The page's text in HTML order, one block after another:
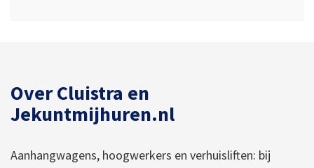
Over Cluistra en
Jekuntmijhuren.nl
Aanhangwagens, hoogwerkers en verhuisliften: bij